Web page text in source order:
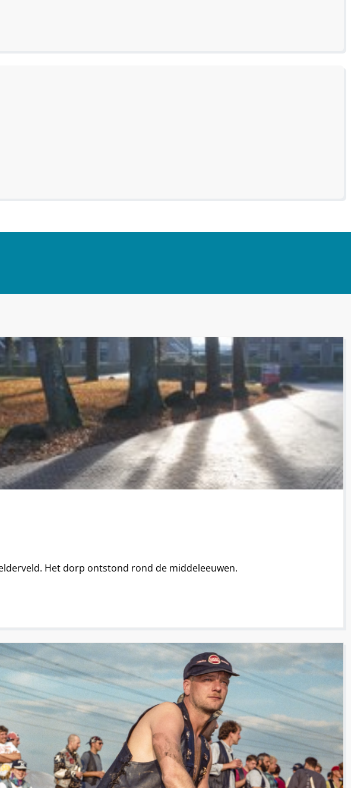
Het dorp ontstond rond de middeleeuwen.